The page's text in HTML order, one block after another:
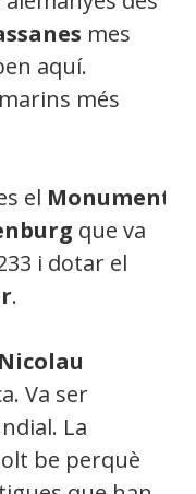
mes
aquí.
més
el Monument
que va
i dotar el
.
u
Va ser
La
be perquè